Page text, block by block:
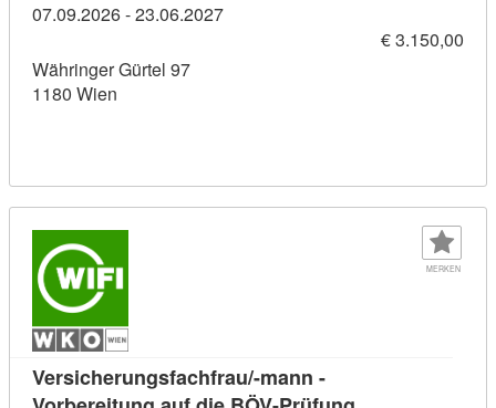
07.09.2026 - 23.06.2027
€ 3.150,00
Währinger Gürtel 97
1180 Wien
MERKEN
Versicherungsfachfrau/-mann -